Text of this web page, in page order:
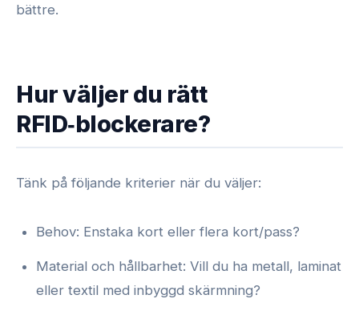
bättre.
Hur väljer du rätt
RFID‑blockerare?
Tänk på följande kriterier när du väljer:
Behov: Enstaka kort eller flera kort/pass?
Material och hållbarhet: Vill du ha metall, laminat
eller textil med inbyggd skärmning?